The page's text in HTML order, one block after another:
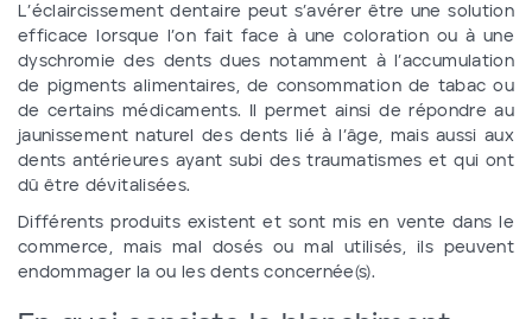
L’éclaircissement dentaire peut s’avérer être une solution
efficace lorsque l’on fait face à une coloration ou à une
dyschromie des dents dues notamment à l’accumulation
de pigments alimentaires, de consommation de tabac ou
de certains médicaments. Il permet ainsi de répondre au
jaunissement naturel des dents lié à l’âge, mais aussi aux
dents antérieures ayant subi des traumatismes et qui ont
dû être dévitalisées.
Différents produits existent et sont mis en vente dans le
commerce, mais mal dosés ou mal utilisés, ils peuvent
endommager la ou les dents concernée(s).